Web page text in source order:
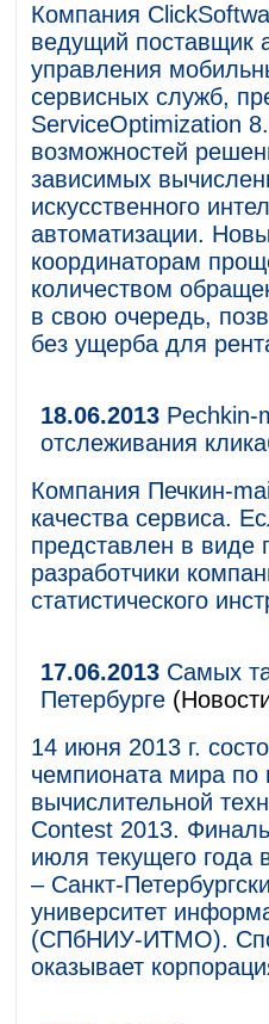
Компания
ведущий поставщик
управления
сервисных служб,
ServiceOptimization
возможностей
зависимых
искусственного
автоматизации.
координаторам
количеством
в свою очередь,
без ущерба для
18.06.2013 Pechkin-
отслеживания
Компания Печкин-
качества сервиса.
представлен в виде
разработчики
статистического
17.06.2013 Самых
Петербурге
14 июня 2013 г.
чемпионата мира
вычислительной
Contest 2013.
июля текущего года
– Санкт-
университет
(СПбНИУ-ИТМО).
оказывает